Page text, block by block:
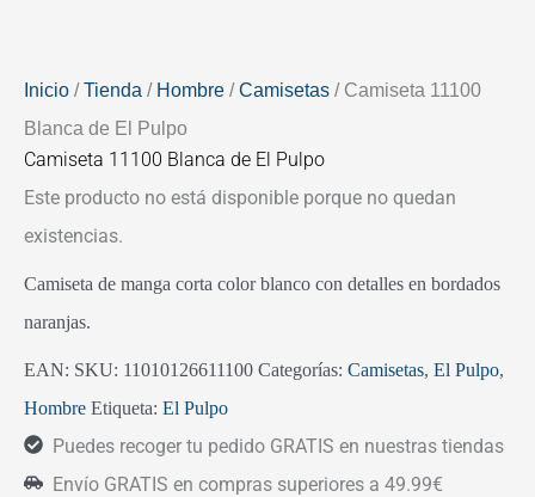
Inicio /Tienda / Hombre /Camisetas / Camiseta 11100
Blanca de El Pulpo
Camiseta 11100 Blanca de El Pulpo
Este producto no está disponible porque no quedan
existencias.
Camiseta de manga corta color blanco con detalles en bordados
naranjas.
EAN: SKU: 11010126611100 Categorías: Camisetas, El Pulpo,
Hombre Etiqueta: El Pulpo
Puedes recoger tu pedido GRATIS en nuestras tiendas
Envío GRATIS en compras superiores a 49.99€